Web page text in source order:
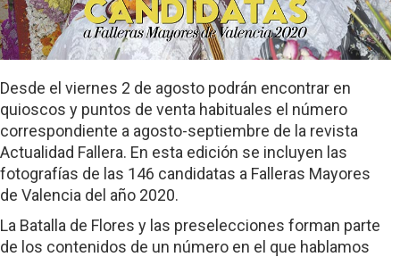
Desde el viernes 2 de agosto podrán encontrar en
quioscos y puntos de venta habituales el número
correspondiente a agosto-septiembre de la revista
Actualidad Fallera. En esta edición se incluyen las
fotografías de las 146 candidatas a Falleras Mayores
de Valencia del año 2020.
La Batalla de Flores y las preselecciones forman parte
de los contenidos de un número en el que hablamos